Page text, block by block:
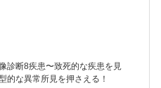
使い方【須田史朗】
尾篤典】
！ 通読できるように作られた医学
診断8疾患〜致死的な疾患を見
的な異常所見を押さえる！